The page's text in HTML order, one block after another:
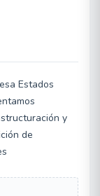
Estados
y
de